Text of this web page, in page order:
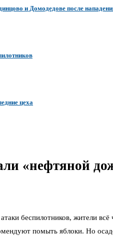
и Домодедове после
цеха
«нефтяной
беспилотников, жители
помыть яблоки. Но